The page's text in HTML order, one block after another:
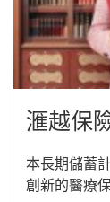
滙越保
本長期儲蓄
創新的醫療